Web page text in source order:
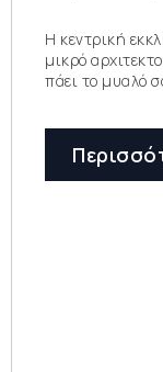
Η κεντρική
μικρό
πάει το μυαλό